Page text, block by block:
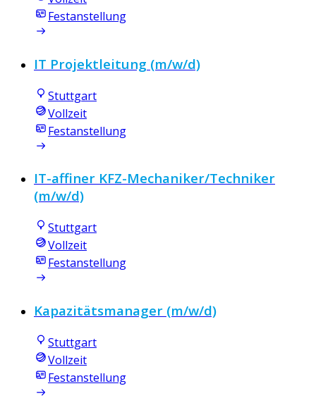
Festanstellung
IT Projektleitung (m/w/d)
Stuttgart
Vollzeit
Festanstellung
IT-affiner KFZ-Mechaniker/Techniker
(m/w/d)
Stuttgart
Vollzeit
Festanstellung
Kapazitätsmanager (m/w/d)
Stuttgart
Vollzeit
Festanstellung